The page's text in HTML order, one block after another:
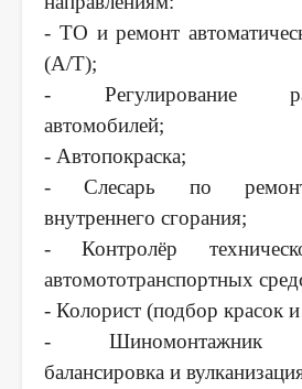
- ТО и ремонт
(А/Т);
- Регулирование
автомобилей;
- Автопокраска;
- Слесарь по
внутреннего сгорания;
- Контролёр
автомототранспортных
- Колорист (подбор красок и
- Шиномонтажник
балансировка и